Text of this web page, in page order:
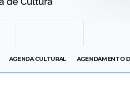
AGENDA CULTURAL AGENDAMENTO